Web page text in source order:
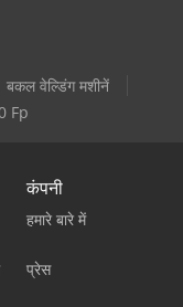
बकल वेल्डिंग मशीनें
Fp
कंपनी
हमारे बारे में
प्रेस